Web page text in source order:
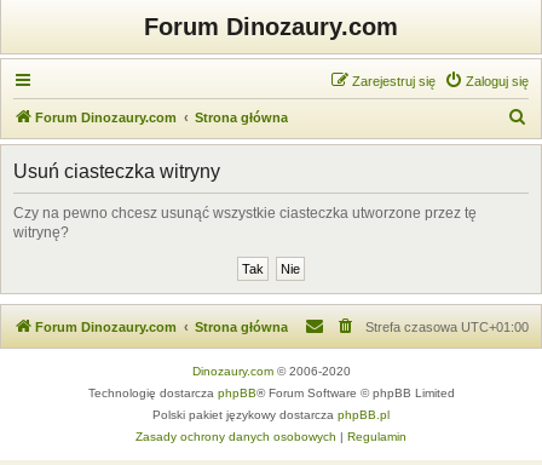
Forum Dinozaury.com
Zaloguj się
Zarejestruj się
Forum Dinozaury.com Strona główna
z
Usuń ciasteczka witryny
Czy na pewno chcesz usunąć wszystkie ciasteczka utworzone przez tę
witrynę?
Forum Dinozaury.com Strona główna Strefa czasowa UTC+01:00
Dinozaury.com© 2006-2020
Technologię dostarcza phpBB® Forum Software © phpBB Limited
Polski pakiet językowy dostarcza phpBB.pl
Zasady ochrony danych osobowych | Regulamin